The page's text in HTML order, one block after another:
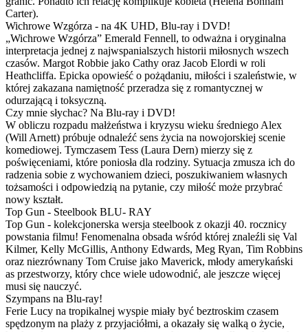
Carter).
Wichrowe Wzgórza - na 4K UHD, Blu-ray i DVD!
„Wichrowe Wzgórza” Emerald Fennell, to odważna i oryginalna
interpretacja jednej z najwspanialszych historii miłosnych wszech
czasów. Margot Robbie jako Cathy oraz Jacob Elordi w roli
Heathcliffa. Epicka opowieść o pożądaniu, miłości i szaleństwie, w
której zakazana namiętność przeradza się z romantycznej w
odurzającą i toksyczną.
Czy mnie słychac? Na Blu-ray i DVD!
W obliczu rozpadu małżeństwa i kryzysu wieku średniego Alex
(Will Arnett) próbuje odnaleźć sens życia na nowojorskiej scenie
komediowej. Tymczasem Tess (Laura Dern) mierzy się z
poświęceniami, które poniosła dla rodziny. Sytuacja zmusza ich do
radzenia sobie z wychowaniem dzieci, poszukiwaniem własnych
tożsamości i odpowiedzią na pytanie, czy miłość może przybrać
nowy kształt.
Top Gun - Steelbook BLU- RAY
Top Gun - kolekcjonerska wersja steelbook z okazji 40. rocznicy
powstania filmu! Fenomenalna obsada wśród której znaleźli się Val
Kilmer, Kelly McGillis, Anthony Edwards, Meg Ryan, Tim Robbins
oraz niezrównany Tom Cruise jako Maverick, młody amerykański
as przestworzy, który chce wiele udowodnić, ale jeszcze więcej
musi się nauczyć.
Szympans na Blu-ray!
Ferie Lucy na tropikalnej wyspie miały być beztroskim czasem
spędzonym na plaży z przyjaciółmi, a okazały się walką o życie,